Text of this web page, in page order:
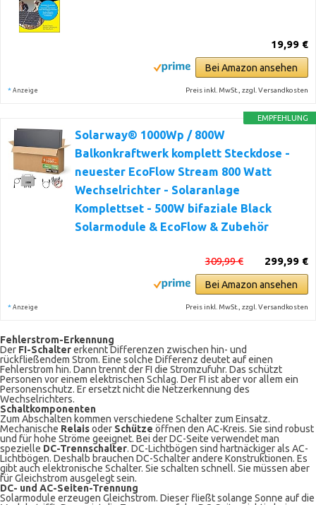
19,99 €
Bei Amazon ansehen
* Anzeige Preis inkl. MwSt., zzgl. Versandkosten
EMPFEHLUNG
Solarway® 1000Wp / 800W
Balkonkraftwerk komplett Steckdose -
neuester EcoFlow Stream 800 Watt
Wechselrichter - Solaranlage
Komplettset - 500W bifaziale Black
Solarmodule & EcoFlow & Zubehör
299,99 €
309,99 €
Bei Amazon ansehen
* Anzeige Preis inkl. MwSt., zzgl. Versandkosten
Fehlerstrom-Erkennung
Der FI-Schaltererkennt Differenzen zwischen hin- und
rückfließendem Strom. Eine solche Differenz deutet auf einen
Fehlerstrom hin. Dann trennt der FI die Stromzufuhr. Das schützt
Personen vor einem elektrischen Schlag. Der FI ist aber vor allem ein
Personenschutz. Er ersetzt nicht die Netzerkennung des
Wechselrichters.
Schaltkomponenten
Zum Abschalten kommen verschiedene Schalter zum Einsatz.
Mechanische Relaisoder Schütze öffnen den AC-Kreis. Sie sind robust
und für hohe Ströme geeignet. Bei der DC-Seite verwendet man
spezielle DC-Trennschalter. DC-Lichtbögen sind hartnäckiger als AC-
Lichtbögen. Deshalb brauchen DC-Schalter andere Konstruktionen. Es
gibt auch elektronische Schalter. Sie schalten schnell. Sie müssen aber
für Gleichstrom ausgelegt sein.
DC- und AC-Seiten-Trennung
Solarmodule erzeugen Gleichstrom. Dieser fließt solange Sonne auf die